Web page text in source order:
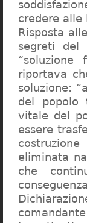
credere alle
Risposta
segreti del
“soluzione
riportava
soluzione:
del popolo
vitale del
essere
eliminata
che